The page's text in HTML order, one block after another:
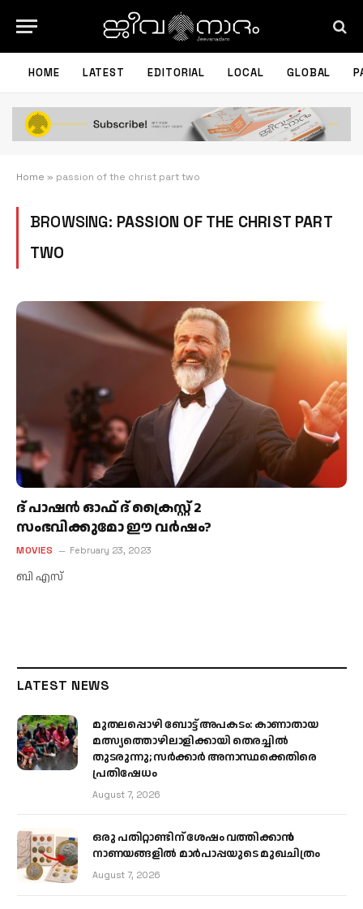
HOME LATEST EDITORIAL LOCAL GLOBAL
Home » passion of the christ part two
BROWSING: PASSION OF THE CHRIST PART
TWO
ദ് പാഷന്‍ ഓഫ് ദ് ക്രൈസ്റ്റ് 2
സംഭവിക്കുമോ ഈ വര്‍ഷം?
MOVIES February 23, 2023
ബി എസ്
LATEST NEWS
മുതലപ്പൊഴി ബോട്ട് അപകടം: കാണാതായ
മത്സ്യത്തൊഴിലാളിക്കായി തെരച്ചിൽ
തുടരുന്നു; സർക്കാർ അനാസ്ഥക്കെതിരെ
പ്രതിഷേധം
August 7, 2026
ഒരു പതിറ്റാണ്ടിന് ശേഷം വത്തിക്കാൻ
നാണയങ്ങളിൽ മാർപാപ്പയുടെ മുഖചിത്രം
August 7, 2026